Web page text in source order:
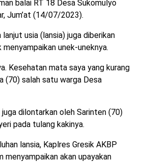
balai RT 18 Desa Sukomulyo
Jum’at (14/07/2023).
lanjut usia (lansia) juga diberikan
unek-uneknya.
Kesehatan mata saya yang kurang
(70) salah satu warga Desa
juga dilontarkan oleh Sarinten (70)
pada tulang kakinya.
lansia, Kaplres Gresik AKBP
menyampaikan akan upayakan